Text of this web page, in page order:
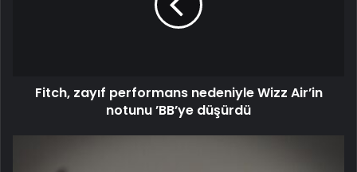
Fitch, zayıf performans nedeniyle Wizz Air’in
notunu ’BB’ye düşürdü